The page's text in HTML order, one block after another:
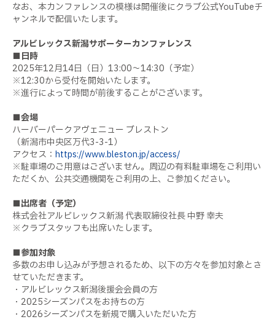
なお、本カンファレンスの模様は開催後にクラブ公式YouTubeチ
ャンネルで配信いたします。
アルビレックス新潟サポーターカンファレンス
■日時
2025年12月14日（日）13:00～14:30（予定）
※12:30から受付を開始いたします。
※進行によって時間が前後することがございます。
■会場
ハーバーパークアヴェニュー ブレストン
（新潟市中央区万代3-3-1）
アクセス： https://www.bleston.jp/access/
※駐車場のご用意はございません。周辺の有料駐車場をご利用い
ただくか、公共交通機関をご利用の上、ご参加ください。
■出席者（予定）
株式会社アルビレックス新潟 代表取締役社長 中野 幸夫
※クラブスタッフも出席いたします。
■参加対象
多数のお申し込みが予想されるため、以下の方々を参加対象とさ
せていただきます。
・アルビレックス新潟後援会会員の方
・2025シーズンパスをお持ちの方
・2026シーズンパスを新規で購入いただいた方